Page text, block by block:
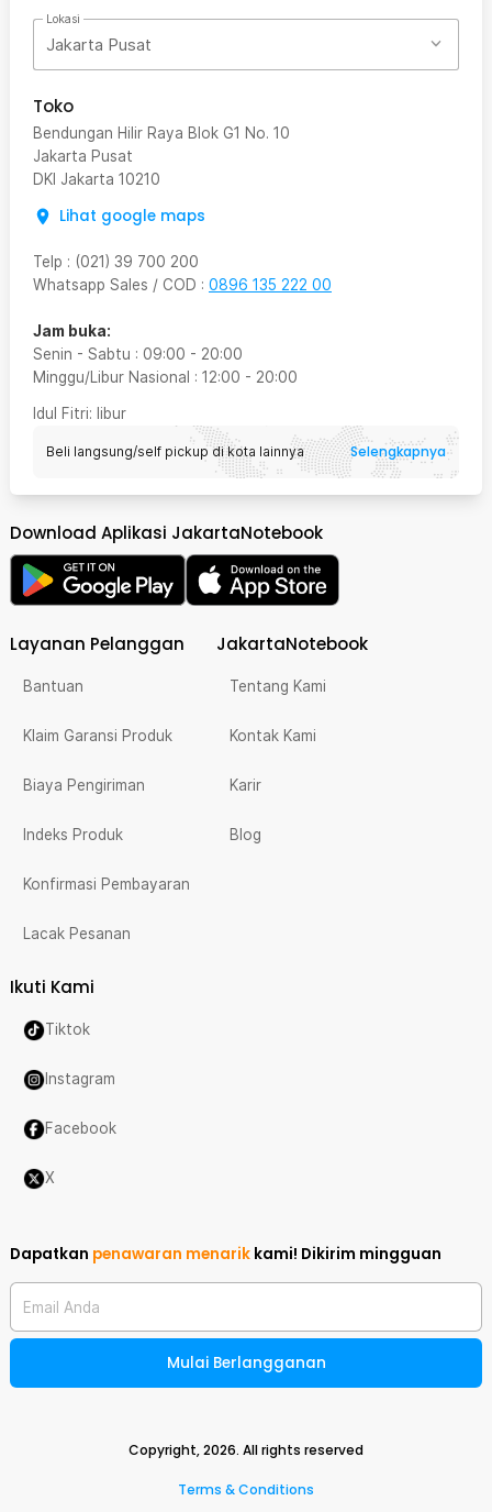
Lokasi
Jakarta Pusat
Toko
Bendungan Hilir Raya Blok G1 No. 10
Jakarta Pusat
DKI Jakarta 10210
Lihat google maps
Telp : (021) 39 700 200
Whatsapp Sales / COD : 0896 135 222 00
Jam buka:
Senin - Sabtu : 09:00 - 20:00
Minggu/Libur Nasional : 12:00 - 20:00
Idul Fitri: libur
Beli langsung/self pickup di kota lainnya Selengkapnya
Download Aplikasi JakartaNotebook
Layanan Pelanggan
Bantuan
Klaim Garansi Produk
Biaya Pengiriman
Indeks Produk
Konfirmasi Pembayaran
Lacak Pesanan
JakartaNotebook
Tentang Kami
Kontak Kami
Karir
Blog
Ikuti Kami
Tiktok
Instagram
Facebook
X
Dapatkan penawaran menarik kami! Dikirim mingguan
Email Anda
Mulai Berlangganan
Copyright,2026. All rights reserved
Terms & Conditions